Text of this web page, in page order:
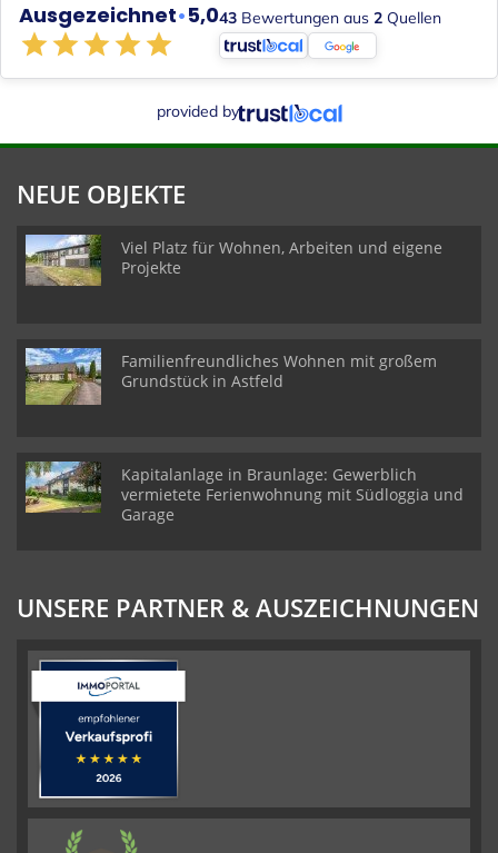
Ausgezeichnet•5,043 Bewertungen aus 2 Quellen
provided by
NEUE OBJEKTE
Viel Platz für Wohnen, Arbeiten und eigene
Projekte
Familienfreundliches Wohnen mit großem
Grundstück in Astfeld
Kapitalanlage in Braunlage: Gewerblich
vermietete Ferienwohnung mit Südloggia und
Garage
UNSERE PARTNER & AUSZEICHNUNGEN